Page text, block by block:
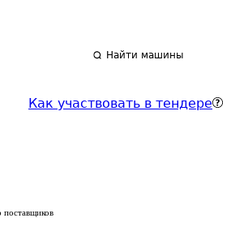
Найти машины
Как участвовать в тендере
поставщиков